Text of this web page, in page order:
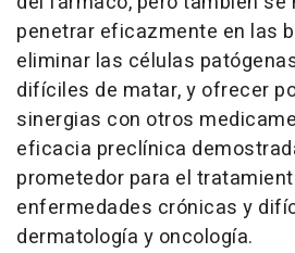
penetrar eficazmente en las
eliminar las células
difíciles de matar, y ofrecer
sinergias con otros
eficacia preclínica
prometedor para el
enfermedades crónicas y
dermatología y oncología.